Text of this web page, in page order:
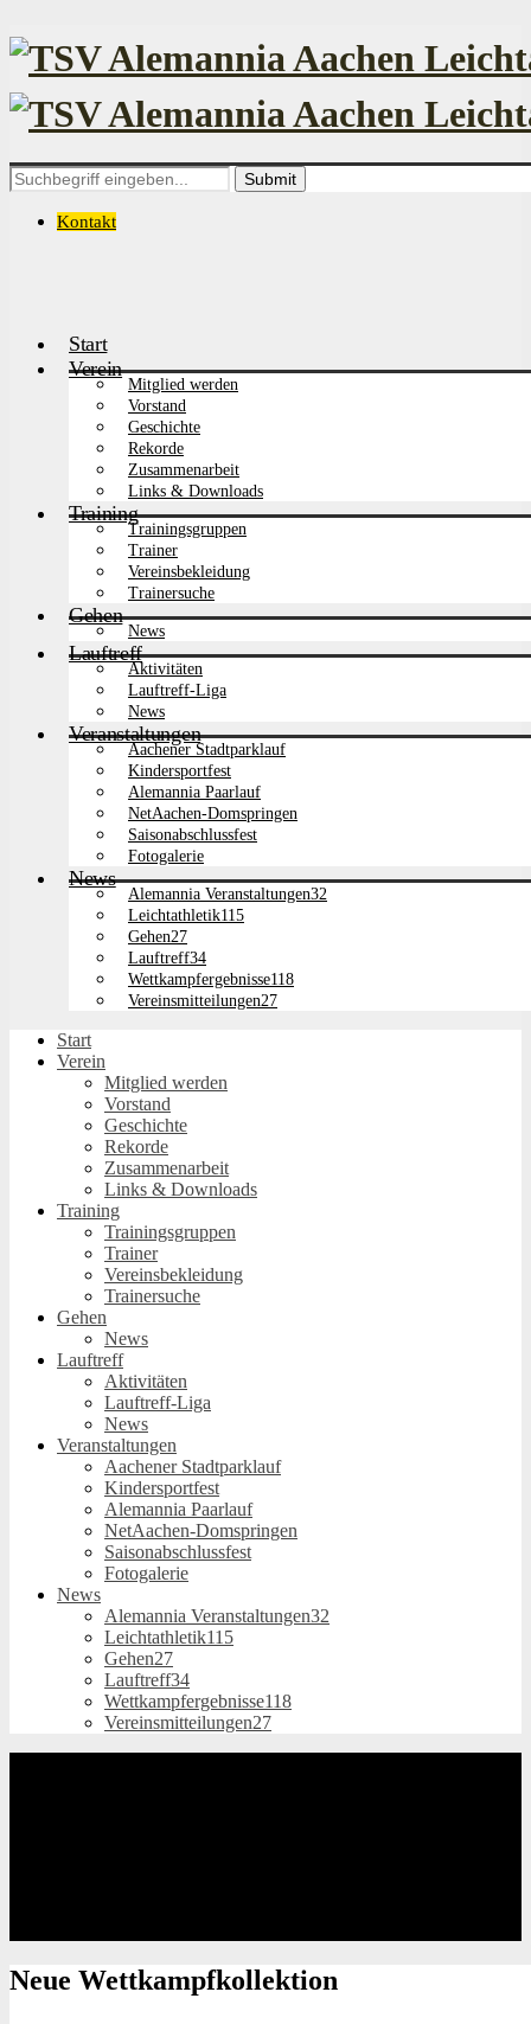
Search
for:
Kontakt
Start
Verein
Mitglied werden
Vorstand
Geschichte
Rekorde
Zusammenarbeit
Links & Downloads
Training
Trainingsgruppen
Trainer
Vereinsbekleidung
Trainersuche
Gehen
News
Lauftreff
Aktivitäten
Lauftreff-Liga
News
Veranstaltungen
Aachener Stadtparklauf
Kindersportfest
Alemannia Paarlauf
NetAachen-Domspringen
Saisonabschlussfest
Fotogalerie
News
Alemannia Veranstaltungen32
Leichtathletik115
Gehen27
Lauftreff34
Wettkampfergebnisse118
Vereinsmitteilungen27
Start
Verein
Mitglied werden
Vorstand
Geschichte
Rekorde
Zusammenarbeit
Links & Downloads
Training
Trainingsgruppen
Trainer
Vereinsbekleidung
Trainersuche
Gehen
News
Lauftreff
Aktivitäten
Lauftreff-Liga
News
Veranstaltungen
Aachener Stadtparklauf
Kindersportfest
Alemannia Paarlauf
NetAachen-Domspringen
Saisonabschlussfest
Fotogalerie
News
Alemannia Veranstaltungen32
Leichtathletik115
Gehen27
Lauftreff34
Wettkampfergebnisse118
Vereinsmitteilungen27
Neue Wettkampfkollektion